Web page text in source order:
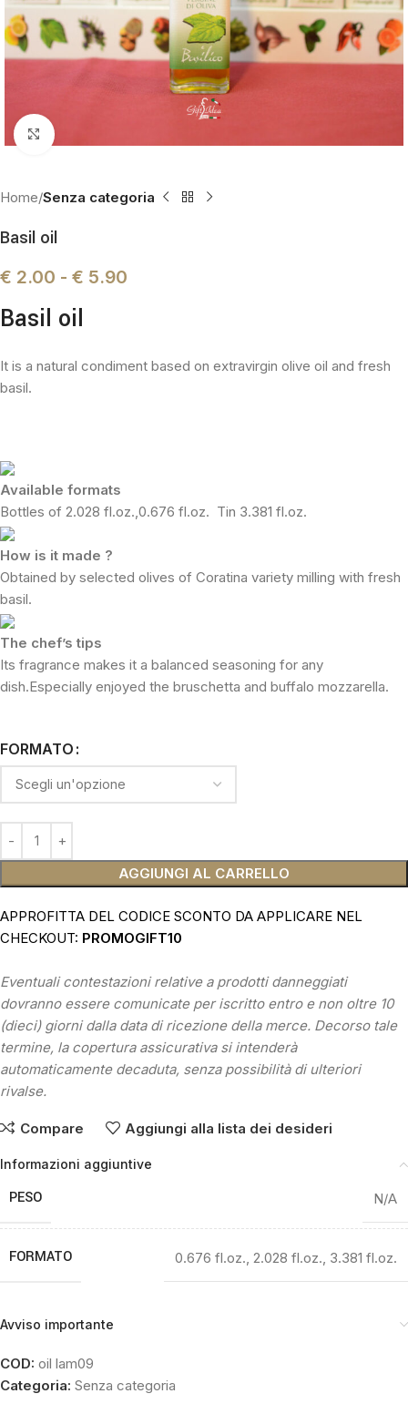
Click to enlarge
Home Senza categoria
Basil oil
€ 2.00 - € 5.90
Basil oil
It is a natural condiment based on extravirgin olive oil and fresh
basil.
Available formats
Bottles of 2.028 fl.oz.,0.676 fl.oz. Tin 3.381 fl.oz.
How is it made ?
Obtained by selected olives of Coratina variety milling with fresh
basil.
The chef’s tips
Its fragrance makes it a balanced seasoning for any
dish.Especially enjoyed the bruschetta and buffalo mozzarella.
FORMATO
AGGIUNGI AL CARRELLO
APPROFITTA DEL CODICE SCONTO DA APPLICARE NEL
CHECKOUT: PROMOGIFT10
Eventuali contestazioni relative a prodotti danneggiati
dovranno essere comunicate per iscritto entro e non oltre 10
(dieci) giorni dalla data di ricezione della merce. Decorso tale
termine, la copertura assicurativa si intenderà
automaticamente decaduta, senza possibilità di ulteriori
rivalse.
Compare Aggiungi alla lista dei desideri
Informazioni aggiuntive
PESO N/A
FORMATO 0.676 fl.oz. 2.028 fl.oz. 3.381 fl.oz.
Avviso importante
COD: oil lam09
Categoria: Senza categoria